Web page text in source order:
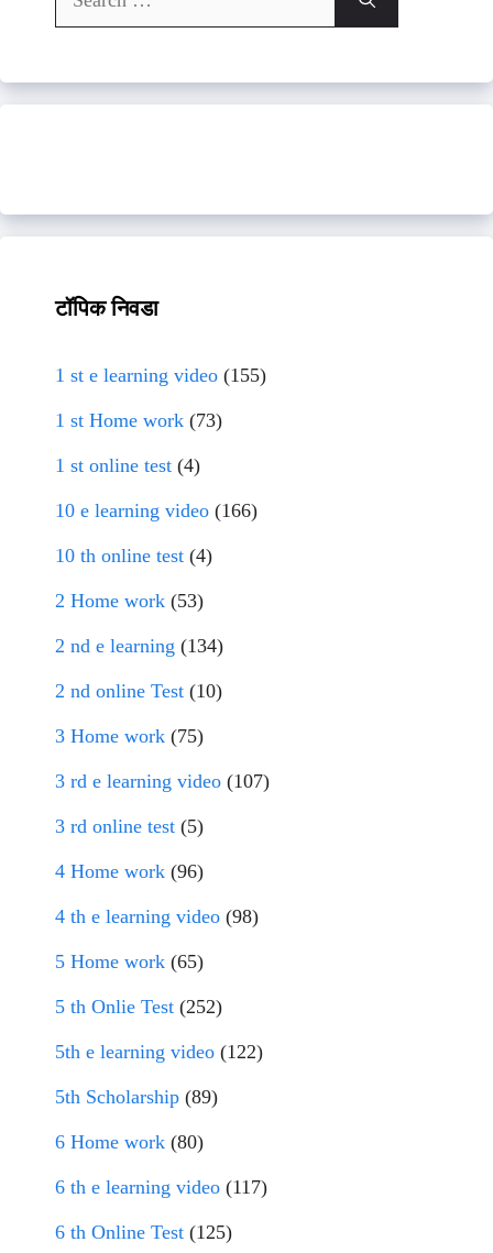
for:
टॉपिक निवडा
1 st e learning video (155)
1 st Home work (73)
1 st online test (4)
10 e learning video (166)
10 th online test (4)
2 Home work (53)
2 nd e learning (134)
2 nd online Test (10)
3 Home work (75)
3 rd e learning video (107)
3 rd online test (5)
4 Home work (96)
4 th e learning video (98)
5 Home work (65)
5 th Onlie Test (252)
5th e learning video (122)
5th Scholarship (89)
6 Home work (80)
6 th e learning video (117)
6 th Online Test (125)